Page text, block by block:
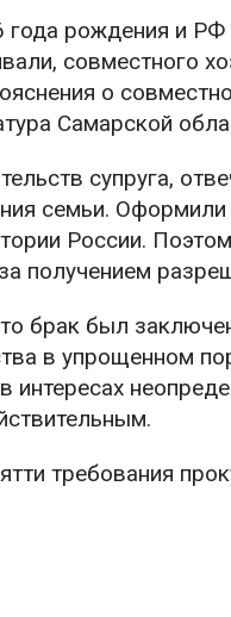
рождения и
совместного
о
Самарской
супруга,
семьи.
России.
получением
брак был
в упрощенном
требования